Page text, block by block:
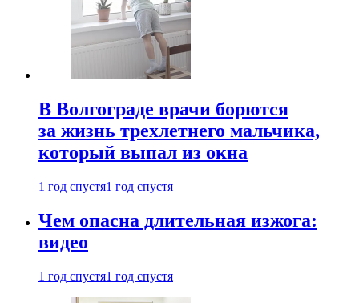
В Волгограде врачи борются
за жизнь трехлетнего мальчика,
который выпал из окна
1 год спустя1 год спустя
Чем опасна длительная изжога:
видео
1 год спустя1 год спустя